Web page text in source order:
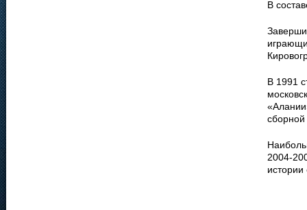
В
В 1991
2004-
истории